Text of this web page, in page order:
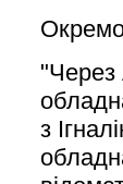
"Через
з